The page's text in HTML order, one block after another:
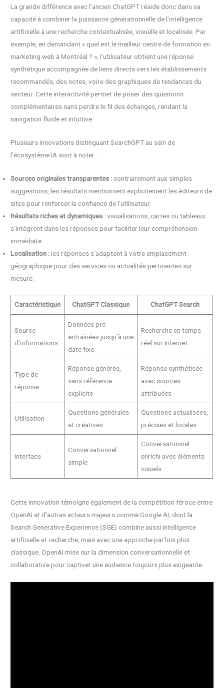
La grande différence avec l’ancien ChatGPT réside donc dans sa
capacité à combiner la puissance générationnelle de l’intelligence
artificielle à une recherche contextualisée, visuelle et localisée. Par
exemple, en demandant « quel est le meilleur centre de formation en
marketing web à Montréal ? », l’utilisateur obtient une réponse
synthétique accompagnée de liens directs vers les établissements
recommandés, des notes, voire des graphiques de tendances du
secteur. Cette interactivité permet de poser des questions
complémentaires sans perdre le fil des échanges, rendant la
navigation fluide et intuitive.
Plusieurs innovations distinguant SearchGPT au sein de
l’écosystème IA sont à noter :
Sources originales transparentes : contrairement aux simples
suggestions, les résultats mentionnent explicitement les éditeurs de
sites pour renforcer la confiance de l’utilisateur.
Résultats riches et dynamiques :visualisations, cartes ou tableaux
s’intègrent dans les réponses pour faciliter leur compréhension
immédiate.
Localisation :les réponses s’adaptent à votre emplacement
géographique pour des services ou actualités pertinentes sur
mesure.
Caractéristique ChatGPT Classique ChatGPT Search
Source
d’informations
Données pré-
entraînées jusqu’à une
date fixe
Recherche en temps
réel sur Internet
Type de
réponse
Réponse générée,
sans référence
explicite
Réponse synthétisée
avec sources
attribuées
Utilisation
Questions générales
et créatives
Questions actualisées,
précises et locales
Interface
Conversationnel
simple
Conversationnel
enrichi avec éléments
visuels
Cette innovation témoigne également de la compétition féroce entre
OpenAI et d’autres acteurs majeurs comme Google AI, dont la
Search Generative Experience (SGE) combine aussi intelligence
artificielle et recherche, mais avec une approche parfois plus
classique. OpenAI mise sur la dimension conversationnelle et
collaborative pour captiver une audience toujours plus exigeante.